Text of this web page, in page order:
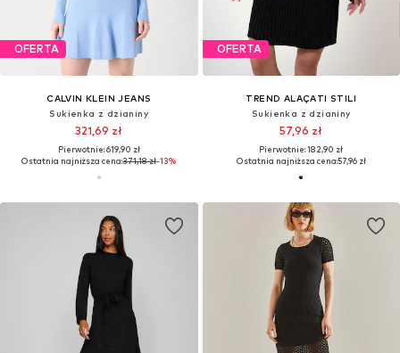
OFERTA
CALVIN KLEIN JEANS
Sukienka z dzianiny
321,69 zł
Pierwotnie: 619,90 zł
Ostatnia najniższa cena:371,18 zł-13%
OFERTA
TREND ALAÇATI STILI
Sukienka z dzianiny
57,96 zł
Pierwotnie: 182,90 zł
Ostatnia najniższa cena:57,96 zł